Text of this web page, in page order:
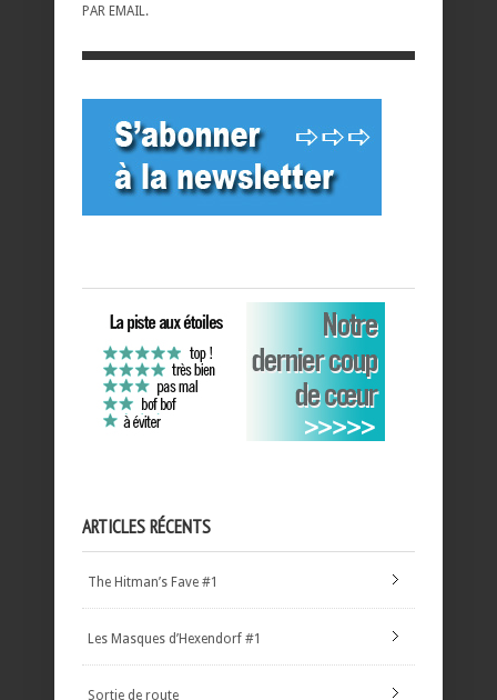
PAR EMAIL.
ARTICLES RÉCENTS
The Hitman’s Fave #1
Les Masques d’Hexendorf #1
Sortie de route